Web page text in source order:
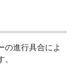
の進行具合によ